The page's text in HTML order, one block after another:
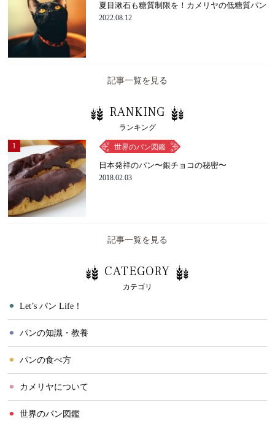
夏目漱石も糖質制限を！カメリヤの低糖質パン
2022.08.12
記事一覧を見る
RANKING
ランキング
1 世界のパン図鑑
日本発祥のパン〜銀チョコの秘密〜
2018.02.03
記事一覧を見る
CATEGORY
カテゴリ
⚫︎ Let’s パン Life！
⚫︎ パンの知識・教養
⚫︎ パンの食べ方
⚫︎ カメリヤについて
⚫︎ 世界のパン図鑑